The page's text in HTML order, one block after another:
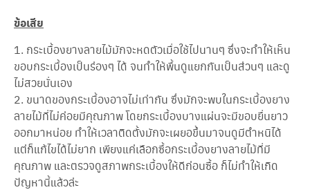
ข้อเสีย
กระเบื้องยางลายไม้มักจะหดตัวเมื่อใช้ไปนานๆ ซึ่งจะทำให้เห็น
ขอบกระเบื้องเป็นร่องๆ ได้ จนทำให้พื้นดูแยกกันเป็นส่วนๆ และดู
ไม่สวยนั่นเอง
ขนาดของกระเบื้องอาจไม่เท่ากัน ซึ่งมักจะพบในกระเบื้องยาง
ลายไม้ที่ไม่ค่อยมีคุณภาพ โดยกระเบื้องบางแผ่นจะมีขอบยื่นยาว
ออกมาหน่อย ทำให้เวลาติดตั้งมักจะเผยอขึ้นมาจนดูมีตำหนิได้
แต่ก็แก้ไขได้ไม่ยาก เพียงแค่เลือกซื้อกระเบื้องยางลายไม้ที่มี
คุณภาพ และตรวจดูสภาพกระเบื้องให้ดีก่อนซื้อ ก็ไม่ทำให้เกิด
ปัญหานี้แล้วล่ะ